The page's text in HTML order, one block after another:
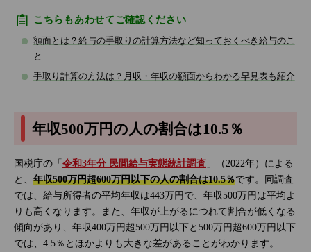
こちらもあわせてご確認ください
額面とは？給与の手取りの計算方法など知っておくべき給与のこ
と
手取り計算の方法は？月収・年収の額面からわかる早見表も紹介
年収500万円の人の割合は10.5％
国税庁の「 令和3年分 民間給与実態統計調査 」（2022年）による
と、 年収500万円超600万円以下の人の割合は10.5％です。同調査
では、給与所得者の平均年収は443万円で、年収500万円は平均よ
りも高くなります。また、年収が上がるにつれて割合が低くなる
傾向があり、年収400万円超500万円以下と500万円超600万円以下
では、4.5％とほかよりも大きな差があることがわかります。